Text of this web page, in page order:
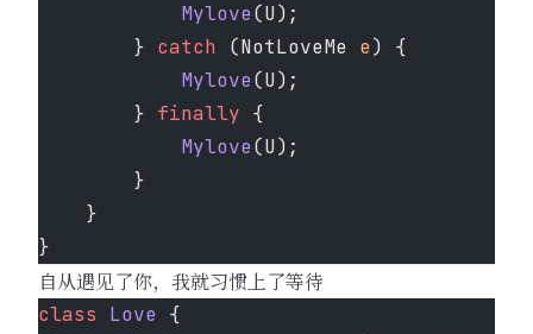
            Mylove
(U);
        }
catch (NotLoveMe e) {
            Mylove
(U);
        }
finally {
            Mylove
(U);
        }
    }
}
自从遇见了你，我就习惯上了等待
class Love {